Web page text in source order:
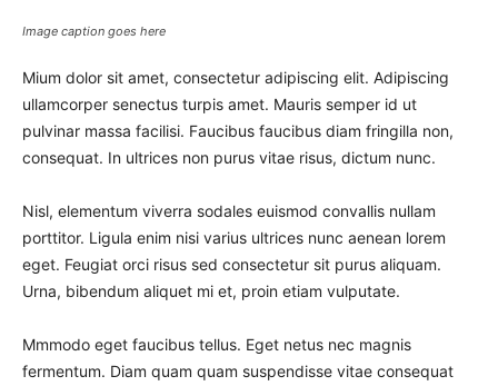
Image caption goes here
Mium dolor sit amet, consectetur adipiscing elit. Adipiscing
ullamcorper senectus turpis amet. Mauris semper id ut
pulvinar massa facilisi. Faucibus faucibus diam fringilla non,
consequat. In ultrices non purus vitae risus, dictum nunc.
Nisl, elementum viverra sodales euismod convallis nullam
porttitor. Ligula enim nisi varius ultrices nunc aenean lorem
eget. Feugiat orci risus sed consectetur sit purus aliquam.
Urna, bibendum aliquet mi et, proin etiam vulputate.
Mmmodo eget faucibus tellus. Eget netus nec magnis
fermentum. Diam quam quam suspendisse vitae consequat